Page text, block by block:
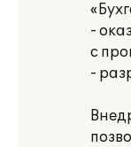
-
с
-